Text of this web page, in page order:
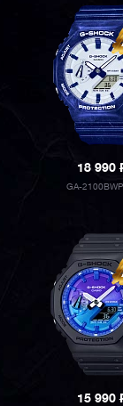
18 990
GA-
15 990